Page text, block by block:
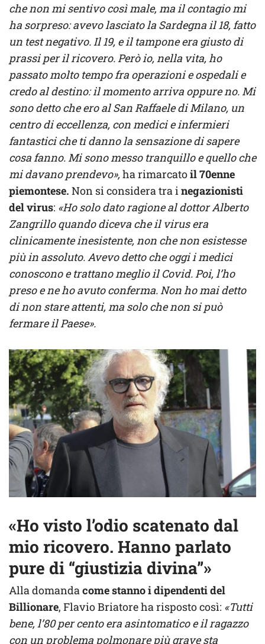
che non mi sentivo così male, ma il contagio mi
ha sorpreso: avevo lasciato la Sardegna il 18, fatto
un test negativo. Il 19, e il tampone era giusto di
prassi per il ricovero. Però io, nella vita, ho
passato molto tempo fra operazioni e ospedali e
credo al destino: il momento arriva oppure no. Mi
sono detto che ero al San Raffaele di Milano, un
centro di eccellenza, con medici e infermieri
fantastici che ti danno la sensazione di sapere
cosa fanno. Mi sono messo tranquillo e quello che
mi davano prendevo»,ha rimarcatoil 70enne
piemontese. Non si considera tra i negazionisti
del virus: «Ho solo dato ragione al dottor Alberto
Zangrillo quando diceva che il virus era
clinicamente inesistente, non che non esistesse
più in assoluto. Avevo detto che oggi i medici
conoscono e trattano meglio il Covid. Poi, l’ho
preso e ne ho avuto conferma. Non ho mai detto
di non stare attenti, ma solo che non si può
fermare il Paese».
«Ho visto l’odio scatenato dal
mio ricovero. Hanno parlato
pure di “giustizia divina”»
Alla domandacome stanno i dipendenti del
Billionare, Flavio Briatore ha risposto così: «Tutti
bene, l’80 per cento era asintomatico e il ragazzo
con un problema polmonare più grave sta